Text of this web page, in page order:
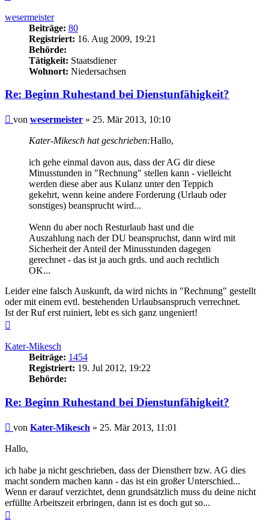
wesermeister
Beiträge: 80
Registriert: 16. Aug 2009, 19:21
Behörde:
Tätigkeit: Staatsdiener
Wohnort: Niedersachsen
Re: Beginn Ruhestand bei Dienstunfähigkeit?
Beitrag
von wesermeister » 25. Mär 2013, 10:10
Kater-Mikesch hat geschrieben:Hallo,
ich gehe einmal davon aus, dass der AG dir diese
Minusstunden in "Rechnung" stellen kann - vielleicht
werden diese aber aus Kulanz unter den Teppich
gekehrt, wenn keine andere Forderung (Urlaub oder
sonstiges) beansprucht wird...
Wenn du aber noch Resturlaub hast und die
Auszahlung nach der DU beanspruchst, dann wird mit
Sicherheit der Anteil der Minusstunden dagegen
gerechnet - das ist ja auch grds. und auch rechtlich
OK...
Leider eine falsch Auskunft, da wird nichts in "Rechnung" gestellt
oder mit einem evtl. bestehenden Urlaubsanspruch verrechnet.
Ist der Ruf erst ruiniert, lebt es sich ganz ungeniert!
Kater-Mikesch
Beiträge: 1454
Registriert: 19. Jul 2012, 19:22
Behörde:
Re: Beginn Ruhestand bei Dienstunfähigkeit?
Beitrag
von Kater-Mikesch » 25. Mär 2013, 11:01
Hallo,
ich habe ja nicht geschrieben, dass der Dienstherr bzw. AG dies
macht sondern machen kann - das ist ein großer Unterschied...
Wenn er darauf verzichtet, denn grundsätzlich muss du deine nicht
erfüllte Arbeitszeit erbringen, dann ist es doch gut so...